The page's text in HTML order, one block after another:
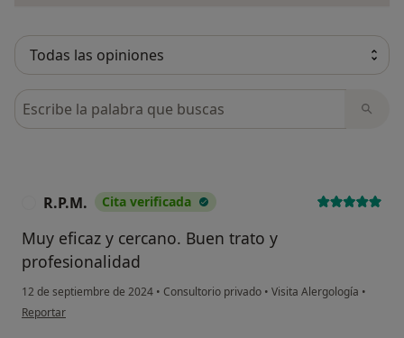
Busca en opiniones
R.P.M. Cita verificada
Muy eficaz y cercano. Buen trato y
profesionalidad
12 de septiembre de 2024 • Consultorio privado • Visita Alergología •
en opinión del usuario R.P.M.
Reportar